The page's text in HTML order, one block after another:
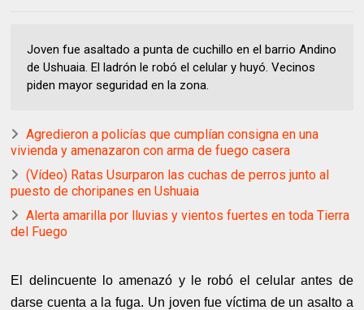
Joven fue asaltado a punta de cuchillo en el barrio Andino
de Ushuaia. El ladrón le robó el celular y huyó. Vecinos
piden mayor seguridad en la zona.
Agredieron a policías que cumplían consigna en una
vivienda y amenazaron con arma de fuego casera
(Vídeo) Ratas Usurparon las cuchas de perros junto al
puesto de choripanes en Ushuaia
Alerta amarilla por lluvias y vientos fuertes en toda Tierra
del Fuego
El delincuente lo amenazó y le robó el celular antes de
darse cuenta a la fuga. Un joven fue víctima de un asalto a